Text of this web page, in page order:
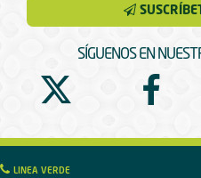
SÍGUENOS EN
linea verde